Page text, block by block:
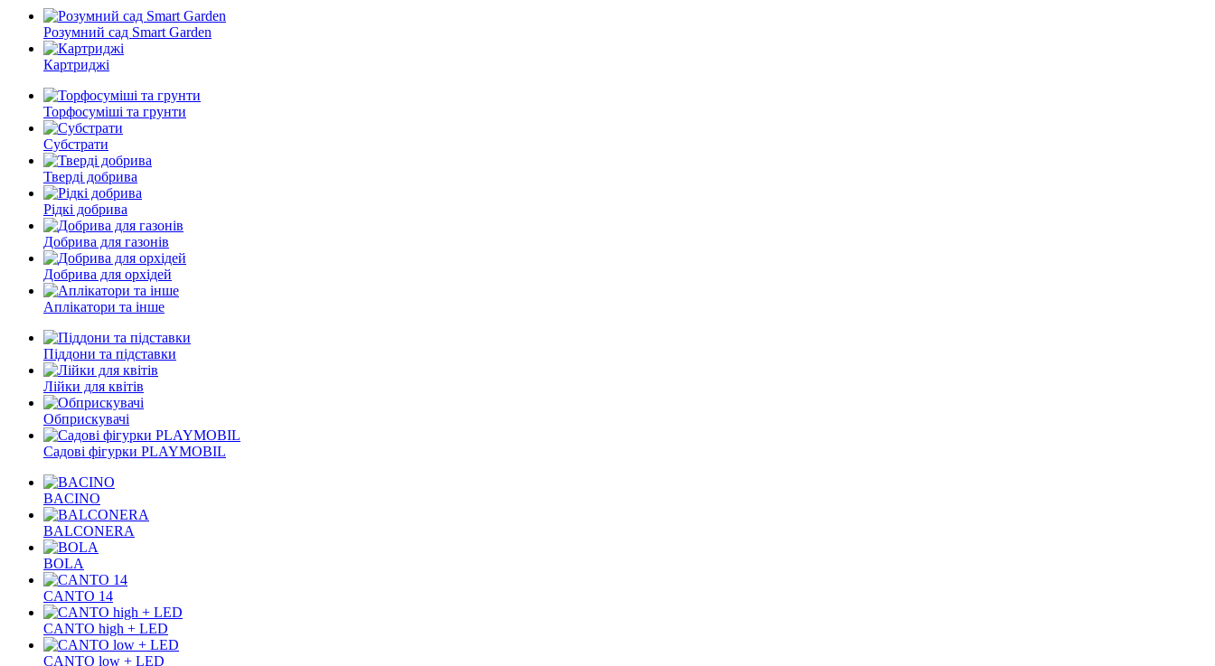
Розумний сад Smart Garden
Картриджі
Торфосуміші та грунти
Субстрати
Тверді добрива
Рідкі добрива
Добрива для газонів
Добрива для орхідей
Аплікатори та інше
Піддони та підставки
Лійки для квітів
Обприскувачі
Садові фігурки PLAYMOBIL
BACINO
BALCONERA
BOLA
CANTO 14
CANTO high + LED
CANTO low + LED